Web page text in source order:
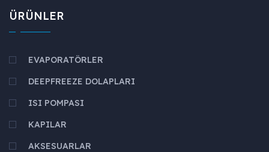
ÜRÜNLER
EVAPORATÖRLER
DEEPFREEZE DOLAPLARI
ISI POMPASI
KAPILAR
AKSESUARLAR